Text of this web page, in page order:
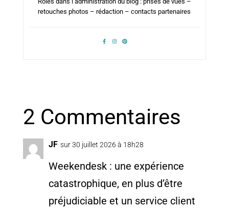
retouches photos – rédaction – contacts partenaires
2 Commentaires
JF sur 30 juillet 2026 à 18h28
Weekendesk : une expérience
catastrophique, en plus d’être
préjudiciable et un service client